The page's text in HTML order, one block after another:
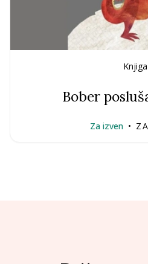
Knjiga
Bober
Za izven •